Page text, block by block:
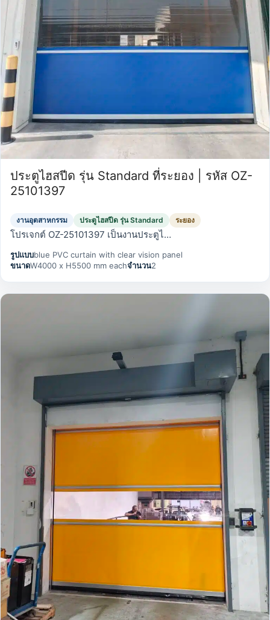
ประตูไฮสปีด รุ่น Standard ที่ระยอง | รหัส OZ-
25101397
งานอุตสาหกรรม ประตูไฮสปีด รุ่น Standard ระยอง
โปรเจกต์ OZ-25101397 เป็นงานประตูไ…
รูปแบบblue PVC curtain with clear vision panel
ขนาดW4000 x H5500 mm eachจำนวน2